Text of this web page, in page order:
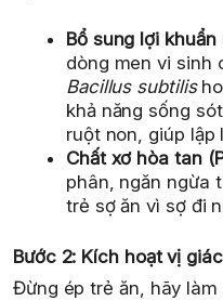
Bổ sung lợi khuẩn
dòng men vi sinh
Bacillus subtilis
khả năng sống
ruột non, giúp lập
Chất xơ hòa tan
phân, ngăn ngừa
trẻ sợ ăn vì sợ đi
Bước 2: Kích hoạt vị
Đừng ép trẻ ăn, hãy